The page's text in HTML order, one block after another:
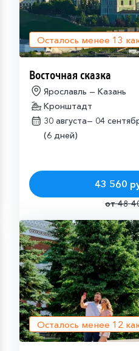
Осталось менее 13
Восточная сказка
Ярославль — Казань
Кронштадт
30 августа— 04
(6 дней)
43 560
от 48
Осталось менее 12